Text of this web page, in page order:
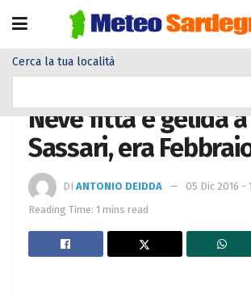
Cerca la tua località
Neve fitta e gelida a
Sassari, era
DI ANTONIO DEIDDA
05 Dic 2016 -
Reading Time: 1 mins read